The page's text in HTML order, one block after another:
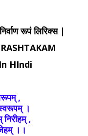
रूपं लिरिक्स |
HIndi
,
।
निरीहम् ,
।।